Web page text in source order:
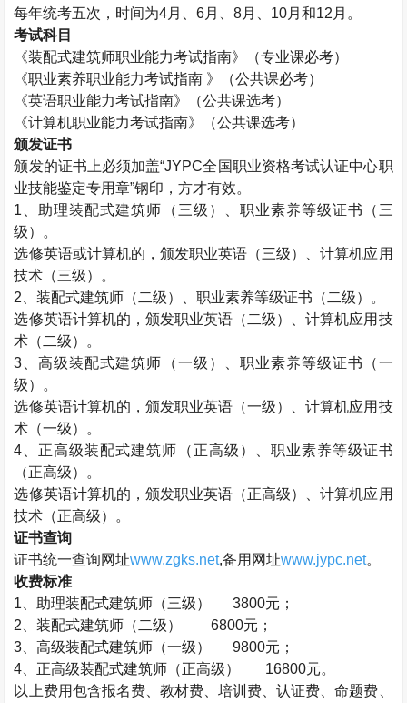
每年统考五次，时间为4月、6月、8月、10月和12月。
考试科目
《装配式建筑师职业能力考试指南》（专业课必考）
《职业素养职业能力考试指南 》（公共课必考）
《英语职业能力考试指南》（公共课选考）
《计算机职业能力考试指南》（公共课选考）
颁发证书
颁发的证书上必须加盖“JYPC全国职业资格考试认证中心职
业技能鉴定专用章”钢印，方才有效。
1、助理装配式建筑师 （三级）、职业素养等级证书（三
级）。
选修英语或计算机的，颁发职业英语（三级）、计算机应用
技术（三级）。
2、装配式建筑师 （二级）、职业素养等级证书（二级）。
选修英语计算机的，颁发职业英语（二级）、计算机应用技
术（二级）。
3、高级装配式建筑师 （一级）、职业素养等级证书（一
级）。
选修英语计算机的，颁发职业英语（一级）、计算机应用技
术（一级）。
4、正高级装配式建筑师 （正高级）、职业素养等级证书
（正高级）。
选修英语计算机的，颁发职业英语（正高级）、计算机应用
技术（正高级）。
证书查询
证书统一查询网址www.zgks.net,备用网址www.jypc.net。
收费标准
1、助理装配式建筑师 （三级） 3800元；
2、装配式建筑师 （二级） 6800元；
3、高级装配式建筑师 （一级） 9800元；
4、正高级装配式建筑师 （正高级）
16800元。
以上费用包含报名费、教材费、培训费、认证费、命题费、